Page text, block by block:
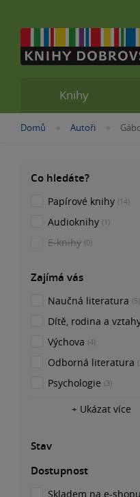
Nacházíte
Domů »Autoři »
Co hledáte?
Papírové knihy (14)
Audioknihy (1)
E-knihy (0)
Zajímá vás
Naučná literatura (5)
Dítě, rodina a
Výchova (4)
Odborná literatura
Psychologie (3)
+ Ukázat více
Stav
Dostupnost
Skladem na e-shopu
Knihy